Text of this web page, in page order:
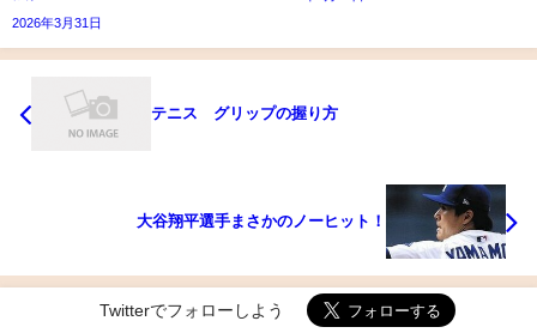
2026年3月31日
テニス グリップの握り方
大谷翔平選手まさかのノーヒット！
Twitterでフォローしよう